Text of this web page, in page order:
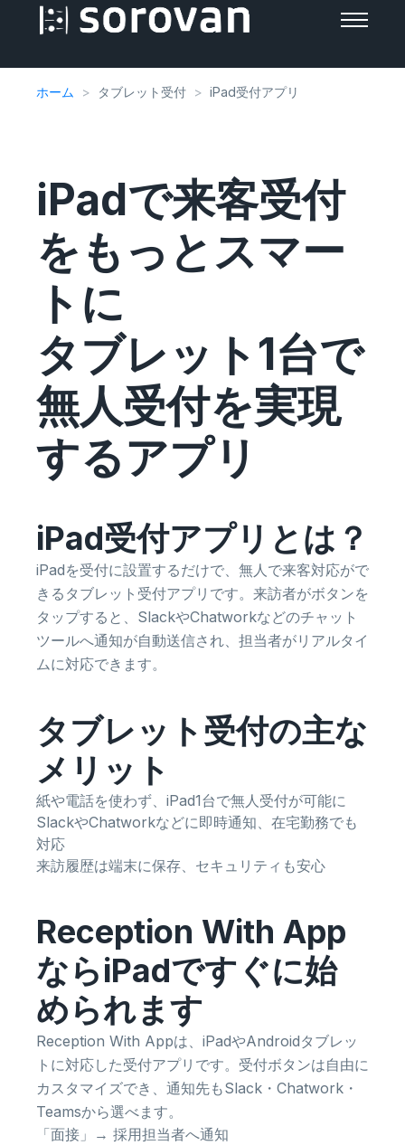
ホーム タブレット受付 iPad受付アプリ
iPadで来客受付
をもっとスマー
トに
タブレット1台で
無人受付を実現
するアプリ
iPad受付アプリとは？
iPadを受付に設置するだけで、無人で来客対応がで
きるタブレット受付アプリです。来訪者がボタンを
タップすると、SlackやChatworkなどのチャット
ツールへ通知が自動送信され、担当者がリアルタイ
ムに対応できます。
タブレット受付の主な
メリット
紙や電話を使わず、iPad1台で無人受付が可能に
SlackやChatworkなどに即時通知、在宅勤務でも
対応
来訪履歴は端末に保存、セキュリティも安心
Reception With App
ならiPadですぐに始
められます
Reception With Appは、iPadやAndroidタブレッ
トに対応した受付アプリです。受付ボタンは自由に
カスタマイズでき、通知先もSlack・Chatwork・
Teamsから選べます。
「面接」→ 採用担当者へ通知